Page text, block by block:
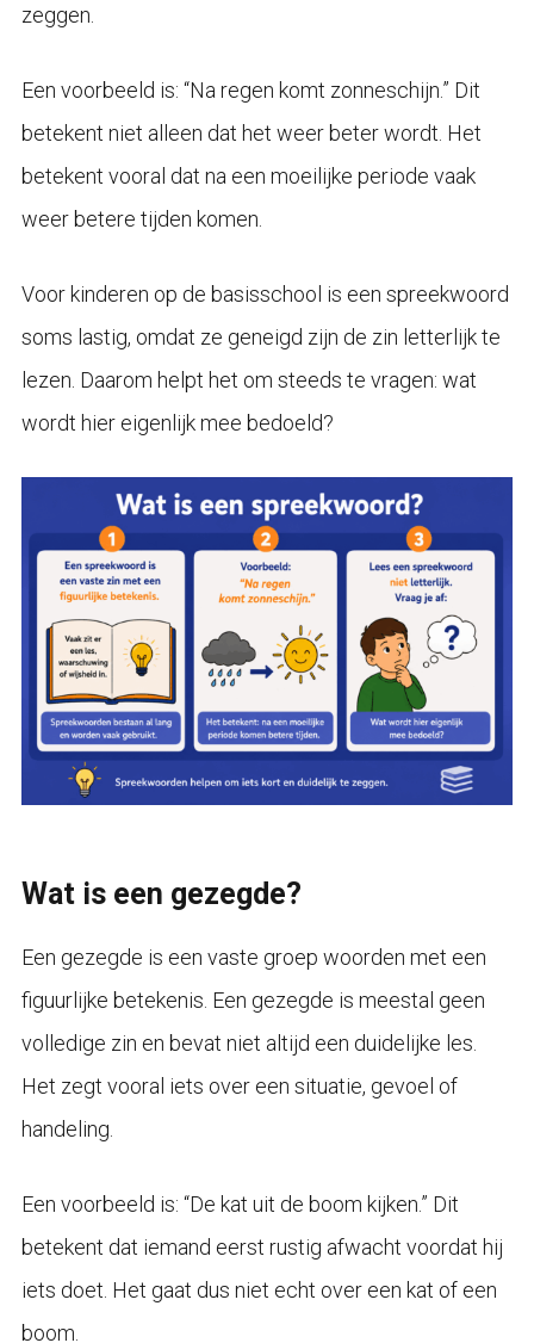
zeggen.
Een voorbeeld is: “Na regen komt zonneschijn.” Dit
betekent niet alleen dat het weer beter wordt. Het
betekent vooral dat na een moeilijke periode vaak
weer betere tijden komen.
Voor kinderen op de basisschool is een spreekwoord
soms lastig, omdat ze geneigd zijn de zin letterlijk te
lezen. Daarom helpt het om steeds te vragen: wat
wordt hier eigenlijk mee bedoeld?
Wat is een gezegde?
Een gezegde is een vaste groep woorden met een
figuurlijke betekenis. Een gezegde is meestal geen
volledige zin en bevat niet altijd een duidelijke les.
Het zegt vooral iets over een situatie, gevoel of
handeling.
Een voorbeeld is: “De kat uit de boom kijken.” Dit
betekent dat iemand eerst rustig afwacht voordat hij
iets doet. Het gaat dus niet echt over een kat of een
boom.